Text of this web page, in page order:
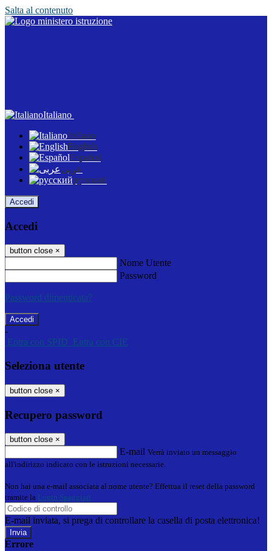
Salta al contenuto
Italiano
Italiano
English
Español
عربى
русский
Accedi
Accedi
button close ×
Nome Utente
Password
Password dimenticata?
-
Entra con SPID Entra con CIE
Seleziona utente
button close ×
Recupero password
button close ×
E-mail Verrà inviato un messaggio
all'indirizzo indicato con le istruzioni necessarie.
Non hai una e-mail associata al nome utente? Effettua il reset della password
tramite la Login Spaggiari
E-mail inviata, si prega di controllare la casella di posta elettronica!
Errore